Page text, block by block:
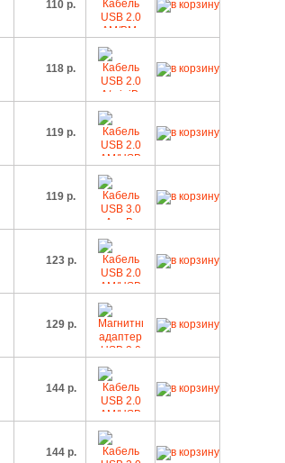
110 р.
118 р.
119 р.
119 р.
123 р.
129 р.
144 р.
144 р.